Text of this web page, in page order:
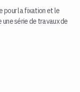
pour la fixation et le
série de travaux de